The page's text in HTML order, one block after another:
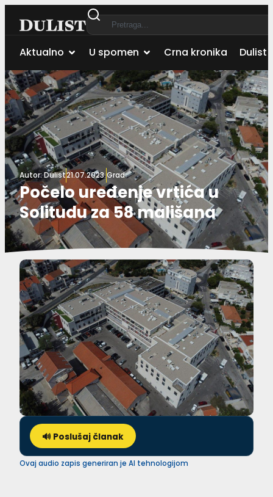
Aktualno U spomen Crna kronika Dulist
Autor:Dulist21.07.2023.Grad
Počelo uređenje vrtića u
Solitudu za 58 mališana
🔊 Poslušaj članak
Ovaj audio zapis generiran je AI tehnologijom